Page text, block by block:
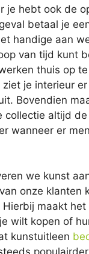
je hebt ook de
betaal je
handige aan
van tijd kunt
thuis op
ziet je interieur
Bovendien
collectie altijd
wanneer er
we kunst
onze klanten
maakt
wilt kopen of
kunstuitleen